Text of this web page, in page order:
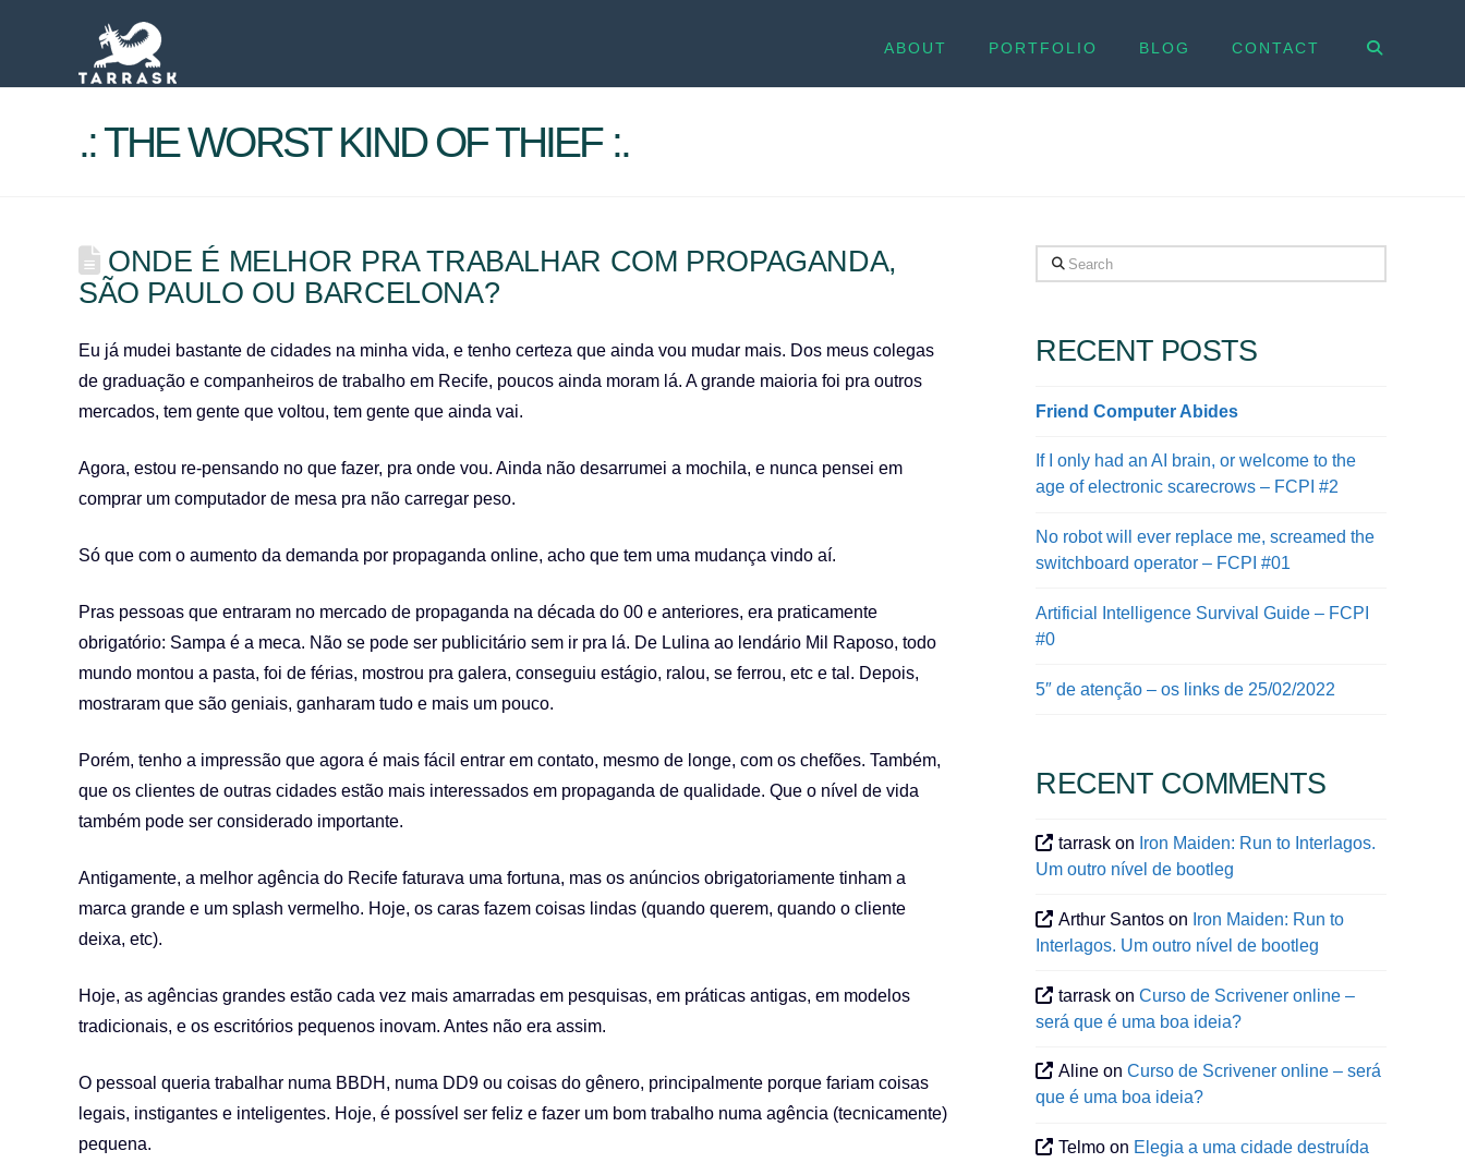
ABOUT PORTFOLIO BLOG CONTACT
.: THE WORST KIND OF THIEF :.
ONDE É MELHOR PRA TRABALHAR COM PROPAGANDA,
SÃO PAULO OU BARCELONA?
Eu já mudei bastante de cidades na minha vida, e tenho certeza que ainda vou mudar mais. Dos meus colegas
de graduação e companheiros de trabalho em Recife, poucos ainda moram lá. A grande maioria foi pra outros
mercados, tem gente que voltou, tem gente que ainda vai.
Agora, estou re-pensando no que fazer, pra onde vou. Ainda não desarrumei a mochila, e nunca pensei em
comprar um computador de mesa pra não carregar peso.
Só que com o aumento da demanda por propaganda online, acho que tem uma mudança vindo aí.
Pras pessoas que entraram no mercado de propaganda na década do 00 e anteriores, era praticamente
obrigatório: Sampa é a meca. Não se pode ser publicitário sem ir pra lá. De Lulina ao lendário Mil Raposo, todo
mundo montou a pasta, foi de férias, mostrou pra galera, conseguiu estágio, ralou, se ferrou, etc e tal. Depois,
mostraram que são geniais, ganharam tudo e mais um pouco.
Porém, tenho a impressão que agora é mais fácil entrar em contato, mesmo de longe, com os chefões. Também,
que os clientes de outras cidades estão mais interessados em propaganda de qualidade. Que o nível de vida
também pode ser considerado importante.
Antigamente, a melhor agência do Recife faturava uma fortuna, mas os anúncios obrigatoriamente tinham a
marca grande e um splash vermelho. Hoje, os caras fazem coisas lindas (quando querem, quando o cliente
deixa, etc).
Hoje, as agências grandes estão cada vez mais amarradas em pesquisas, em práticas antigas, em modelos
tradicionais, e os escritórios pequenos inovam. Antes não era assim.
O pessoal queria trabalhar numa BBDH, numa DD9 ou coisas do gênero, principalmente porque fariam coisas
legais, instigantes e inteligentes. Hoje, é possível ser feliz e fazer um bom trabalho numa agência (tecnicamente)
pequena.
Search
RECENT POSTS
Friend Computer Abides
If I only had an AI brain, or welcome to the
age of electronic scarecrows – FCPI #2
No robot will ever replace me, screamed the
switchboard operator – FCPI #01
Artificial Intelligence Survival Guide – FCPI
#0
5″ de atenção – os links de 25/02/2022
RECENT COMMENTS
tarrask on Iron Maiden: Run to Interlagos.
Um outro nível de bootleg
Arthur Santos on Iron Maiden: Run to
Interlagos. Um outro nível de bootleg
tarrask onCurso de Scrivener online –
será que é uma boa ideia?
Aline onCurso de Scrivener online – será
que é uma boa ideia?
Telmo on Elegia a uma cidade destruída